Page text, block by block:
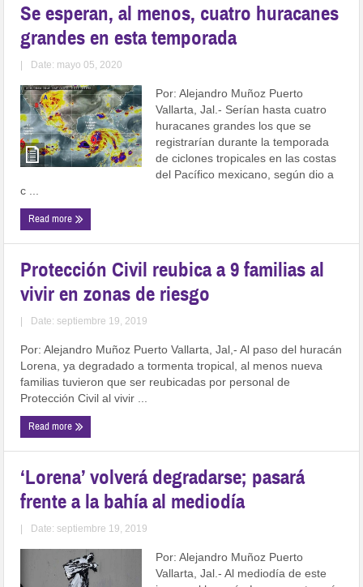
Se esperan, al menos, cuatro huracanes
grandes en esta temporada
Date: mayo 05, 2020
Por: Alejandro Muñoz Puerto
Vallarta, Jal.- Serían hasta cuatro
huracanes grandes los que se
registrarían durante la temporada
de ciclones tropicales en las costas
del Pacífico mexicano, según dio a
c ...
Read more
Protección Civil reubica a 9 familias al
vivir en zonas de riesgo
Date: septiembre 19, 2019
Por: Alejandro Muñoz Puerto Vallarta, Jal,- Al paso del huracán
Lorena, ya degradado a tormenta tropical, al menos nueva
familias tuvieron que ser reubicadas por personal de
Protección Civil al vivir ...
Read more
‘Lorena’ volverá degradarse; pasará
frente a la bahía al mediodía
Date: septiembre 19, 2019
Por: Alejandro Muñoz Puerto
Vallarta, Jal.- Al mediodía de este